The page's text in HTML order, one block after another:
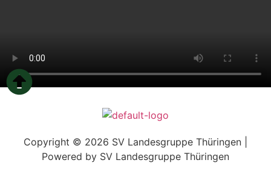
Copyright © 2026 SV Landesgruppe Thüringen |
Powered by SV Landesgruppe Thüringen